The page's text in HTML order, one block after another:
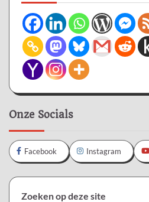
Onze Socials
Facebook Instagram
Zoeken op deze site